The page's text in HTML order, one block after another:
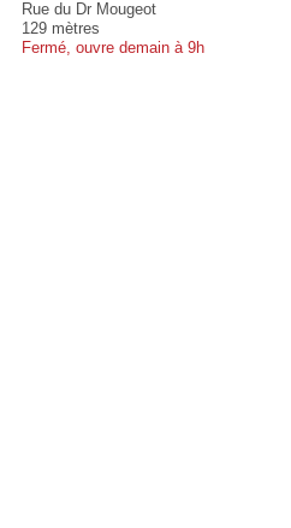
Rue du Dr Mougeot
129 mètres
Fermé, ouvre demain à 9h